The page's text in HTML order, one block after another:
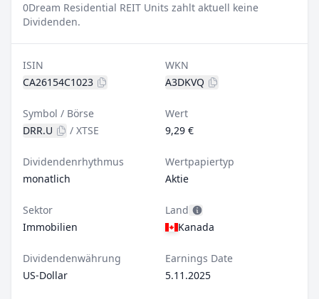
0Dream Residential REIT Units zahlt aktuell keine
Dividenden.
ISIN
CA26154C1023
WKN
A3DKVQ
Symbol / Börse
DRR.U
/ XTSE
Wert
9,29 €
Dividendenrhythmus
monatlich
Wertpapiertyp
Aktie
Sektor
Immobilien
Land
Kanada
Dividendenwährung
US-Dollar
Earnings Date
5.11.2025